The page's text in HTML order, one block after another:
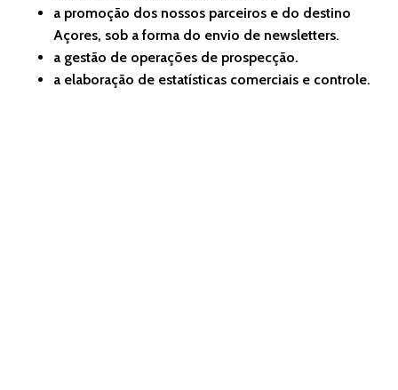
a promoção dos nossos parceiros e do destino
Açores, sob a forma do envio de newsletters.
a gestão de operações de prospecção.
a elaboração de estatísticas comerciais e controle.